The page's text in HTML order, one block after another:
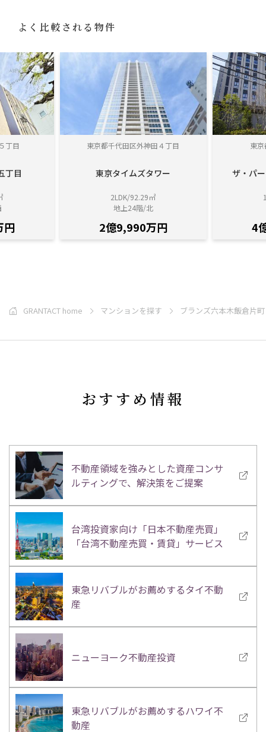
よく比較される物件
丁目
丁目
円
東京都千代田区外神田４丁目
東京タイムズタワー
2LDK/92.29㎡
地上24階/北
2億9,990万円
東
ザ・パ
4
GRANTACT home マンションを探す ブランズ六本木飯倉片町
おすすめ情報
不動産領域を強みとした資産コンサ
ルティングで、解決策をご提案
台湾投資家向け「日本不動産売買」
「台湾不動産売買・賃貸」サービス
東急リバブルがお薦めするタイ不動
産
ニューヨーク不動産投資
東急リバブルがお薦めするハワイ不
動産